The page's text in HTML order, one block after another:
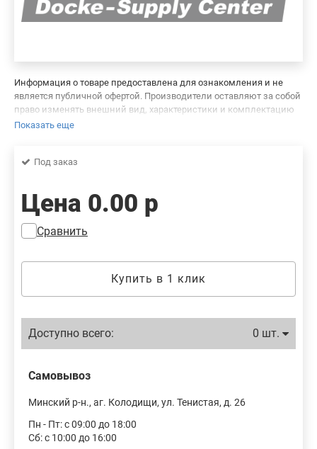
Информация о товаре предоставлена для ознакомления и не
является публичной офертой. Производители оставляют за собой
право изменять внешний вид, характеристики и комплектацию
товара, предварительно не уведомляя продавцов и потребителей.
фотографиях товара. Будем благодарны вам за сообщение об
Показать еще
Под заказ
Цена 0.00 р
Сравнить
Купить в 1 клик
Доступно всего: 0 шт.
Самовывоз
Минский р-н., аг. Колодищи, ул. Тенистая, д. 26
Пн - Пт: с 09:00 до 18:00
Сб: с 10:00 до 16:00